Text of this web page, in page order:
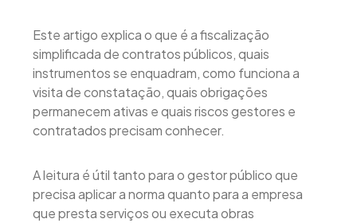
Este artigo explica o que é a fiscalização
simplificada de contratos públicos, quais
instrumentos se enquadram, como funciona a
visita de constatação, quais obrigações
permanecem ativas e quais riscos gestores e
contratados precisam conhecer.
A leitura é útil tanto para o gestor público que
precisa aplicar a norma quanto para a empresa
que presta serviços ou executa obras